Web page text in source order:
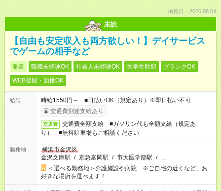
掲載日：2026.08.04
未読
【自由も安定収入も両方欲しい！】デイサービス
でゲームの相手など
派遣 職種未経験OK 社会人未経験OK 大学生歓迎
ブランクOK
WEB登録・面接OK
給与
時給1550円～ ■日払いOK（規定あり）※即日払い不可
交通費別途支給あり
交通費
交通費全額支給 ■ガソリン代も全額支給（規定あ
り） ■無料駐車場もご相談ください
勤務地
横浜市金沢区
金沢文庫駅 / 京急富岡駅 / 市大医学部駅 / …
＜選べる勤務地＞介護施設や病院 ※ご自宅の近くなど、お
好きな場所を選べます！